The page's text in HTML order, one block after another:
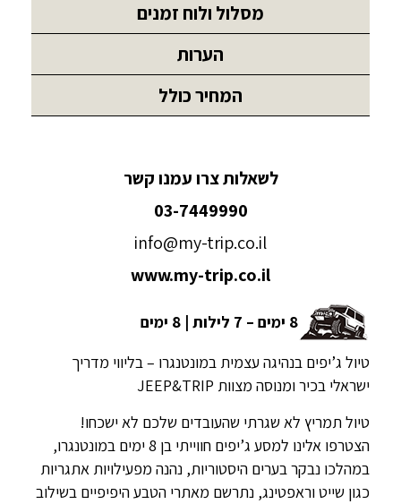
מסלול ולוח זמנים
הערות
המחיר כולל
לשאלות צרו עמנו קשר
03-7449990
info@my-trip.co.il
www.my-trip.co.il
8 ימים – 7 לילות | 8 ימים
טיול ג’יפים בנהיגה עצמית במונטנגרו – בליווי מדריך
ישראלי בכיר ומנוסה מצוות JEEP&TRIP
טיול תמריץ לא שגרתי שהעובדים שלכם לא ישכחו!
הצטרפו אלינו למסע ג’יפים חווייתי בן 8 ימים במונטנגרו,
במהלכו נבקר בערים היסטוריות, נהנה מפעילויות אתגריות
כגון שייט וראפטינג, נתרשם מאתרי הטבע היפיפיים בשילוב